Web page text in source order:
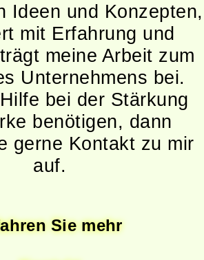
Ideen und Konzepten,
mit Erfahrung und
meine Arbeit zum
Unternehmens bei.
bei der Stärkung
benötigen, dann
gerne Kontakt zu mir
auf.
Sie mehr